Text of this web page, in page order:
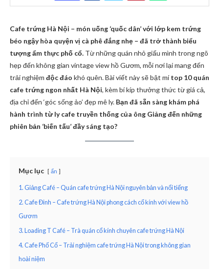
Cafe trứng Hà Nội – món uống ‘quốc dân’ với lớp kem trứng
béo ngậy hòa quyện vị cà phê đắng nhẹ – đã trở thành biểu
tượng ẩm thực phố cổ. Từ những quán nhỏ giấu mình trong ngõ
hẹp đến không gian vintage view hồ Gươm, mỗi nơi lại mang đến
trải nghiệm độc đáo khó quên. Bài viết này sẽ bật mítop 10 quán
cafe trứng ngon nhất Hà Nội, kèm bí kíp thưởng thức từ giá cả,
địa chỉ đến ‘góc sống ảo’ đẹp mê ly. Bạn đã sẵn sàng khám phá
hành trình từ ly cafe truyền thống của ông Giảng đến những
phiên bản ‘biến tấu’ đầy sáng tạo?
Mục lục ẩn
1. Giảng Café – Quán cafe trứng Hà Nội nguyên bản và nổi tiếng
2. Cafe Đinh – Cafe trứng Hà Nội phong cách cổ kính với view hồ
Gươm
3. Loading T Café – Trà quán cổ kính chuyên cafe trứng Hà Nội
4. Cafe Phố Cổ – Trải nghiệm cafe trứng Hà Nội trong không gian
hoài niệm